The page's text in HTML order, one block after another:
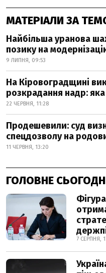
МАТЕРІАЛИ ЗА
Найбільша уранова
позику на
9 ЛИПНЯ, 09:53
На Кіровоградщині
розкрадання надр:
22 ЧЕРВНЯ, 11:28
Продешевили: суд
спецдозволу на
11 ЧЕРВНЯ, 13:20
ГОЛОВНЕ
7 СЕРПНЯ,